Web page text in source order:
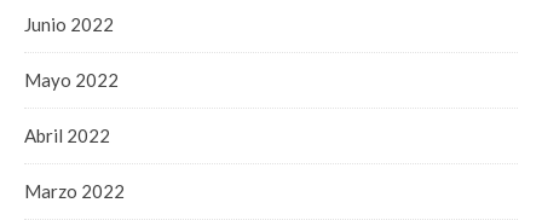
Junio 2022
Mayo 2022
Abril 2022
Marzo 2022